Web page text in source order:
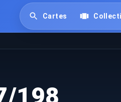
Cartes
198